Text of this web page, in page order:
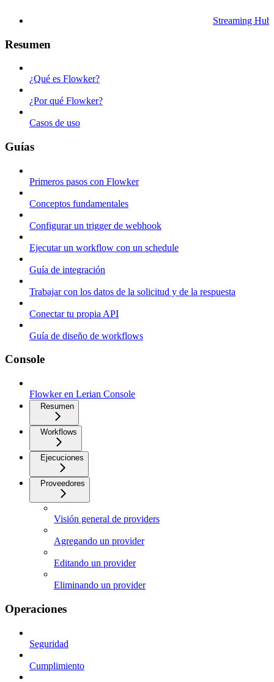
Streaming Hub
Resumen
¿Qué es Flowker?
¿Por qué Flowker?
Casos de uso
Guías
Primeros pasos con Flowker
Conceptos fundamentales
Configurar un trigger de webhook
Ejecutar un workflow con un schedule
Guía de integración
Trabajar con los datos de la solicitud y de la respuesta
Conectar tu propia API
Guía de diseño de workflows
Console
Flowker en Lerian Console
Resumen
Workflows
Ejecuciones
Proveedores
Visión general de providers
Agregando un provider
Editando un provider
Eliminando un provider
Operaciones
Seguridad
Cumplimiento